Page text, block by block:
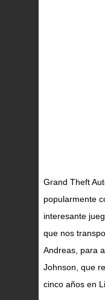
Grand Theft
popularmente
interesante
que nos
Andreas, para
Johnson, que
cinco años en